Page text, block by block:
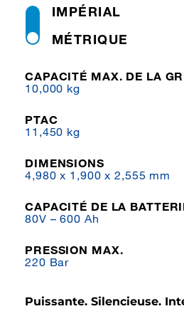
MÉTRIQUE
IMPÉRIAL
CAPACITÉ MAX. DE LA
10,000 kg
PTAC
11,450 kg
DIMENSIONS
4,980 x 1,900 x 2,555 mm
CAPACITÉ DE LA
80V – 600 Ah
PRESSION MAX.
220 Bar
Puissante. Silencieuse.